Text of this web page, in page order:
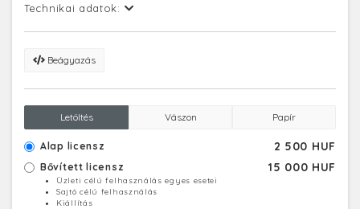
Technikai adatok:
Beágyazás
Letöltés Vászon Papír
Alap licensz 2 500 HUF
Bővített licensz 15 000 HUF
Üzleti célú felhasználás egyes esetei
Sajtó célú felhasználás
Kiállítás